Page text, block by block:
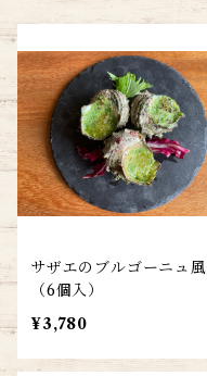
サザエのブルゴーニュ風
（6個入）
¥3,780